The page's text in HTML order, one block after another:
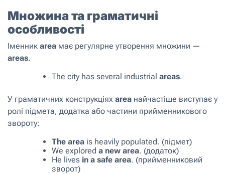
Множина та граматичні
особливості
Іменник area має регулярне утворення множини —
areas.
The city has several industrial areas.
У граматичних конструкціях area найчастіше виступає у
ролі підмета, додатка або частини прийменникового
звороту:
The area is heavily populated. (підмет)
We explored a new area. (додаток)
He lives in a safe area. (прийменниковий
зворот)